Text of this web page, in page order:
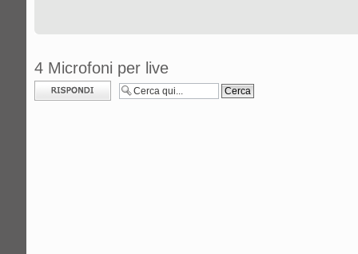
4 Microfoni per live
Rispondi al
messaggio